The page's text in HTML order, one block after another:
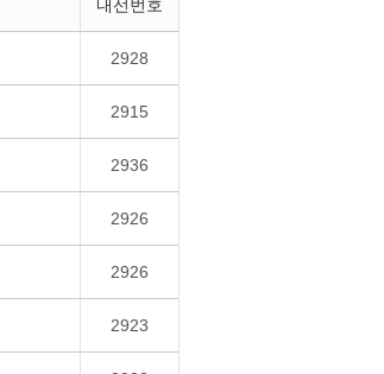
내선번호
2928
2915
2936
2926
2926
2923